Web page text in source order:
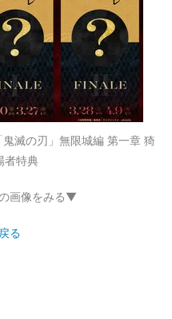
滅の刃」無限城編 第一章 猗
者特典
画像をみる▼
る